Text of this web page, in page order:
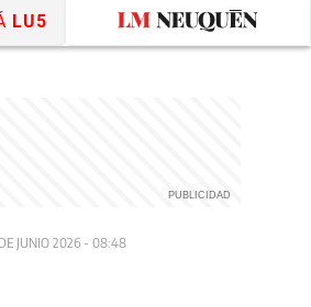
LU5
JUNIO 2026 - 08:48